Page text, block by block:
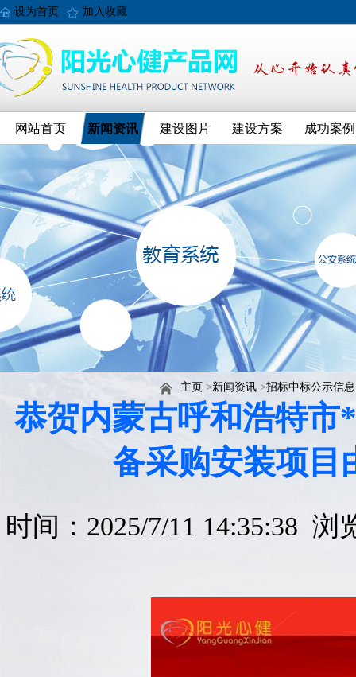
设为首页 加入收藏
网站首页 新闻资讯 建设图片 建设方案 成功案例
主页 >新闻资讯 >招标中标公示信息
恭贺内蒙古呼和浩特
备采购安装项目
时间：2025/7/11 14:35:38